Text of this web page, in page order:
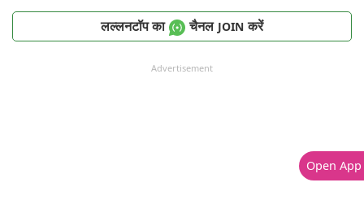
लल्लनटॉप का चैनल JOIN करें
Advertisement
Open App